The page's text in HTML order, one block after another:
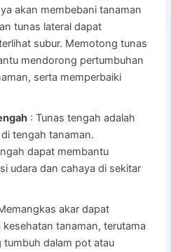
akan membebani tanaman
tunas lateral dapat
subur. Memotong tunas
mendorong pertumbuhan
serta memperbaiki
: Tunas tengah adalah
tengah tanaman.
dapat membantu
udara dan cahaya di sekitar
akar dapat
tanaman, terutama
tumbuh dalam pot atau